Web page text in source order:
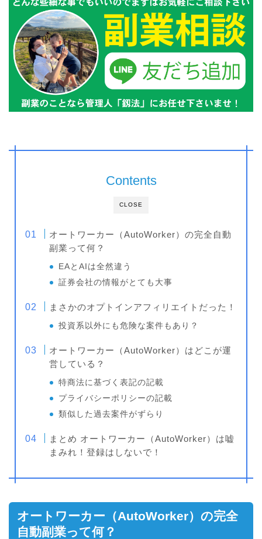
CLOSE
Contents
オートワーカー（AutoWorker）の完全自動
副業って何？
EAとAIは全然違う
証券会社の情報がとても大事
まさかのオプトインアフィリエイトだった！
投資系以外にも危険な案件もあり？
オートワーカー（AutoWorker）はどこが運
営している？
特商法に基づく表記の記載
プライバシーポリシーの記載
類似した過去案件がずらり
まとめ オートワーカー（AutoWorker）は嘘
まみれ！登録はしないで！
オートワーカー（AutoWorker）の完全
自動副業って何？